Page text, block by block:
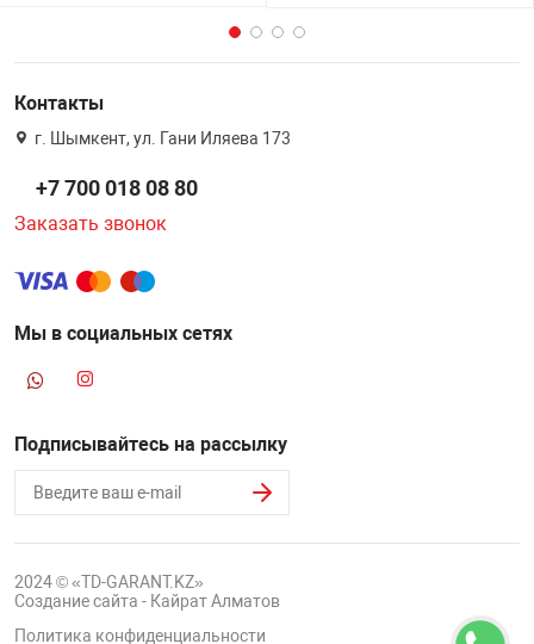
Контакты
г. Шымкент, ул. Гани Иляева 173
+7 700 018 08 80
Заказать звонок
Мы в социальных сетях
Подписывайтесь на рассылку
2024 © «TD-GARANT.KZ»
Создание сайта - Кайрат Алматов
Политика конфиденциальности